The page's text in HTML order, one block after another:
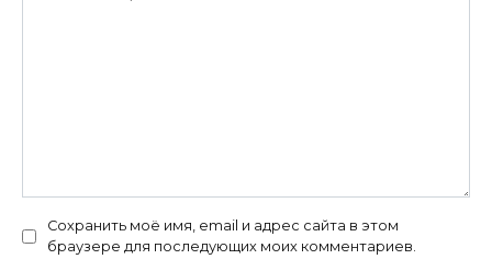
Сохранить моё имя, email и адрес сайта в этом
браузере для последующих моих комментариев.